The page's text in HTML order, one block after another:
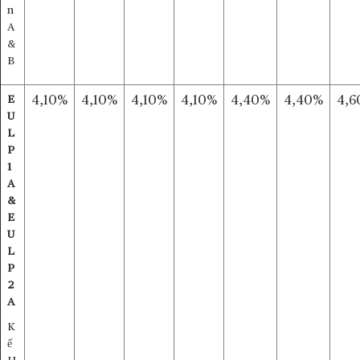
n
A
&
B
E
U
L
P
1
A
&
E
U
L
P
2
A
K
ế
4,10% 4,10% 4,10% 4,10% 4,40% 4,40%